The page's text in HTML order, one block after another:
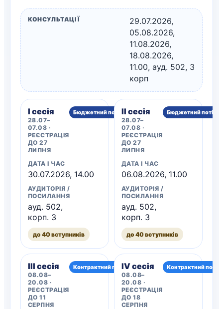
КОНСУЛЬТАЦІЇ
29.07.2026,
05.08.2026,
11.08.2026,
18.08.2026,
11.00, ауд. 502, 3
корп
I сесія
28.07–
07.08 ·
РЕЄСТРАЦІЯ
ДО 27
ЛИПНЯ
Бюджетний потік
ДАТА І ЧАС
30.07.2026, 14.00
АУДИТОРІЯ /
ПОСИЛАННЯ
ауд. 502,
корп. 3
до 40 вступників
II сесія
28.07–
07.08 ·
РЕЄСТРАЦІЯ
ДО 27
ЛИПНЯ
Бюджетний потік
ДАТА І ЧАС
06.08.2026, 11.00
АУДИТОРІЯ /
ПОСИЛАННЯ
ауд. 502,
корп. 3
до 40 вступників
III сесія
08.08–
20.08 ·
РЕЄСТРАЦІЯ
ДО 11
СЕРПНЯ
Контрактний потікIV сесія
08.08–
20.08 ·
РЕЄСТРАЦІЯ
ДО 18
СЕРПНЯ
Контрактний потік